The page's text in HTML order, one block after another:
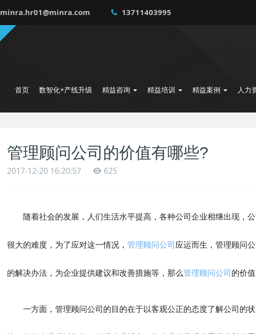
minra.hr01@minra.com 13711403995
首页 数智化+产线升级 精益咨询 精益培训 精益案例 人力
管理顾问公司的价值有哪些?
2017-12-20 16:20:57 625
随着社会的发展，人们生活水平提高，各种公司企业相继出现，公
很大的难度，为了应对这一情况， 管理顾问公司 应运而生，管理顾问
的解决办法，为企业提供建议和改善措施等，那么管理顾问公司 的价
一方面，管理顾问公司的目的在于以客观公正的态度了解公司的状